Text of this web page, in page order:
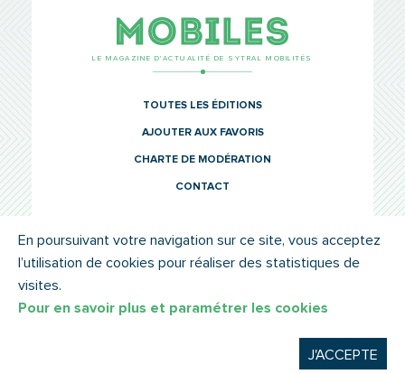
LE MAGAZINE D’ACTUALITÉ DE SYTRAL MOBILITÉS
TOUTES LES ÉDITIONS
AJOUTER AUX FAVORIS
CHARTE DE MODÉRATION
CONTACT
© SYTRAL MOBILITÉS 2022 MENTIONS LÉGALES
En poursuivant votre navigation sur ce site, vous acceptez
l’utilisation de cookies pour réaliser des statistiques de
visites.
Pour en savoir plus et paramétrer les cookies
J'ACCEPTE